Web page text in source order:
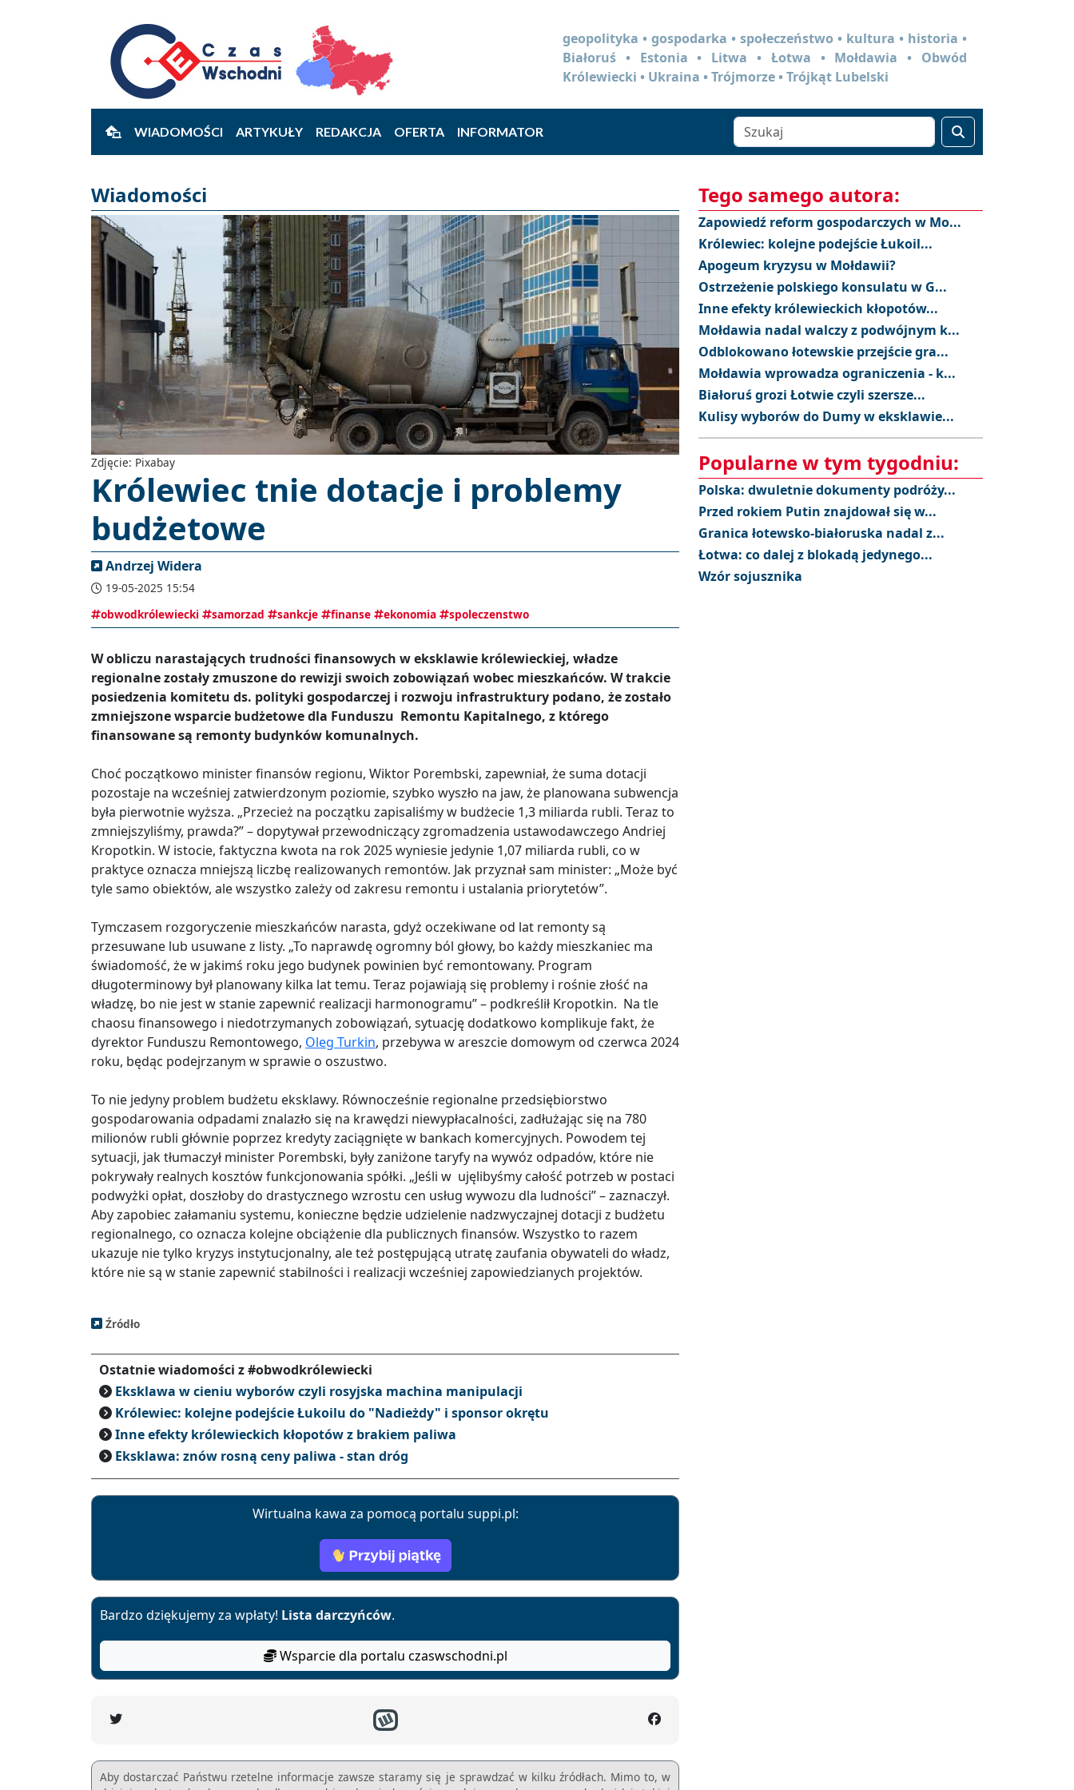
geopolityka • gospodarka • społeczeństwo • kultura • historia •
Białoruś • Estonia • Litwa • Łotwa • Mołdawia • Obwód
Królewiecki • Ukraina • Trójmorze • Trójkąt Lubelski
WIADOMOŚCI ARTYKUŁY REDAKCJA OFERTA INFORMATOR
Wiadomości
Zdjęcie: Pixabay
Królewiec tnie dotacje i problemy
budżetowe
Andrzej Widera
19-05-2025 15:54
obwodkrólewiecki
samorzad sankcje finanse ekonomia spoleczenstwo
W obliczu narastających trudności finansowych w eksklawie królewieckiej, władze
regionalne zostały zmuszone do rewizji swoich zobowiązań wobec mieszkańców. W trakcie
posiedzenia komitetu ds. polityki gospodarczej i rozwoju infrastruktury podano, że zostało
zmniejszone wsparcie budżetowe dla Funduszu Remontu Kapitalnego, z którego
finansowane są remonty budynków komunalnych.
Choć początkowo minister finansów regionu, Wiktor Porembski, zapewniał, że suma dotacji
pozostaje na wcześniej zatwierdzonym poziomie, szybko wyszło na jaw, że planowana subwencja
była pierwotnie wyższa. „Przecież na początku zapisaliśmy w budżecie 1,3 miliarda rubli. Teraz to
zmniejszyliśmy, prawda?” – dopytywał przewodniczący zgromadzenia ustawodawczego Andriej
Kropotkin. W istocie, faktyczna kwota na rok 2025 wyniesie jedynie 1,07 miliarda rubli, co w
praktyce oznacza mniejszą liczbę realizowanych remontów. Jak przyznał sam minister: „Może być
tyle samo obiektów, ale wszystko zależy od zakresu remontu i ustalania priorytetów”.
Tymczasem rozgoryczenie mieszkańców narasta, gdyż oczekiwane od lat remonty są
przesuwane lub usuwane z listy. „To naprawdę ogromny ból głowy, bo każdy mieszkaniec ma
świadomość, że w jakimś roku jego budynek powinien być remontowany. Program
długoterminowy był planowany kilka lat temu. Teraz pojawiają się problemy i rośnie złość na
władzę, bo nie jest w stanie zapewnić realizacji harmonogramu” – podkreślił Kropotkin. Na tle
chaosu finansowego i niedotrzymanych zobowiązań, sytuację dodatkowo komplikuje fakt, że
dyrektor Funduszu Remontowego, Oleg Turkin, przebywa w areszcie domowym od czerwca 2024
roku, będąc podejrzanym w sprawie o oszustwo.
To nie jedyny problem budżetu eksklawy. Równocześnie regionalne przedsiębiorstwo
gospodarowania odpadami znalazło się na krawędzi niewypłacalności, zadłużając się na 780
milionów rubli głównie poprzez kredyty zaciągnięte w bankach komercyjnych. Powodem tej
sytuacji, jak tłumaczył minister Porembski, były zaniżone taryfy na wywóz odpadów, które nie
pokrywały realnych kosztów funkcjonowania spółki. „Jeśli w ujęlibyśmy całość potrzeb w postaci
podwyżki opłat, doszłoby do drastycznego wzrostu cen usług wywozu dla ludności” – zaznaczył.
Aby zapobiec załamaniu systemu, konieczne będzie udzielenie nadzwyczajnej dotacji z budżetu
regionalnego, co oznacza kolejne obciążenie dla publicznych finansów. Wszystko to razem
ukazuje nie tylko kryzys instytucjonalny, ale też postępującą utratę zaufania obywateli do władz,
które nie są w stanie zapewnić stabilności i realizacji wcześniej zapowiedzianych projektów.
Źródło
Ostatnie wiadomości z #obwodkrólewiecki
Eksklawa w cieniu wyborów czyli rosyjska machina manipulacji
Królewiec: kolejne podejście Łukoilu do "Nadieżdy" i sponsor okrętu
Inne efekty królewieckich kłopotów z brakiem paliwa
Eksklawa: znów rosną ceny paliwa - stan dróg
Wirtualna kawa za pomocą portalu suppi.pl:
Bardzo dziękujemy za wpłaty! Lista darczyńców.
Wsparcie dla portalu czaswschodni.pl
Aby dostarczać Państwu rzetelne informacje zawsze staramy się je sprawdzać w kilku źródłach. Mimo to, w
Tego samego autora:
Zapowiedź reform gospodarczych w Mo...
Królewiec: kolejne podejście Łukoil...
Apogeum kryzysu w Mołdawii?
Ostrzeżenie polskiego konsulatu w G...
Inne efekty królewieckich kłopotów...
Mołdawia nadal walczy z podwójnym k...
Odblokowano łotewskie przejście gra...
Mołdawia wprowadza ograniczenia - k...
Białoruś grozi Łotwie czyli szersze...
Kulisy wyborów do Dumy w eksklawie...
Popularne w tym tygodniu:
Polska: dwuletnie dokumenty podróży...
Przed rokiem Putin znajdował się w...
Granica łotewsko-białoruska nadal z...
Łotwa: co dalej z blokadą jedynego...
Wzór sojusznika